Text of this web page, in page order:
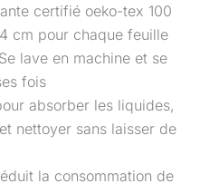
certifié oeko-tex 100
cm pour chaque feuille
lave en machine et se
fois
absorber les liquides,
nettoyer sans laisser de
la consommation de